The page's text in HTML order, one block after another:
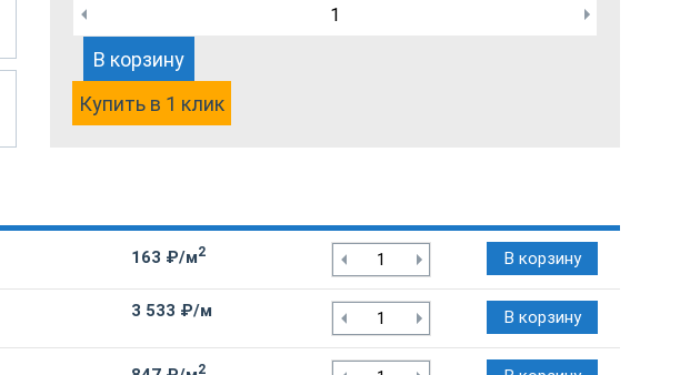
В корзину
Купить в 1 клик
163 ₽/м2 В корзину
3 533 ₽/м В корзину
2